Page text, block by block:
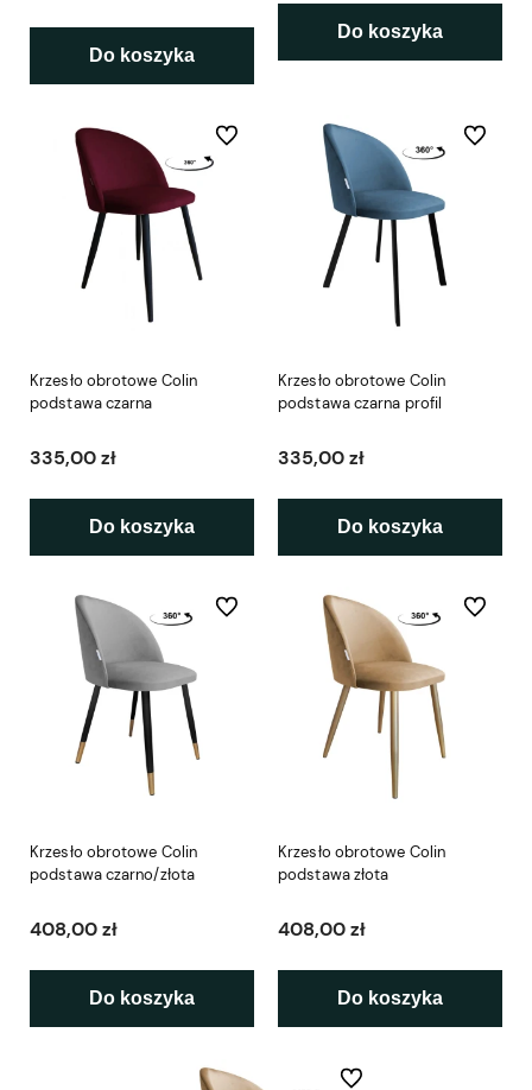
Do koszyka
Do koszyka
Krzesło obrotowe Colin
podstawa czarna
335,00 zł
Do koszyka
Do ulubionych
Krzesło obrotowe Colin
podstawa czarna profil
335,00 zł
Do koszyka
Do
Krzesło obrotowe Colin
podstawa czarno/złota
408,00 zł
Do koszyka
Do ulubionych
Krzesło obrotowe Colin
podstawa złota
408,00 zł
Do koszyka
Do
Do ulubionych